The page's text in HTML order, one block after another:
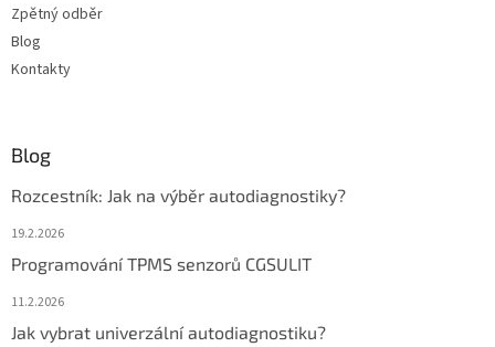
Zpětný odběr
Blog
Kontakty
Blog
Rozcestník: Jak na výběr autodiagnostiky?
19.2.2026
Programování TPMS senzorů CGSULIT
11.2.2026
Jak vybrat univerzální autodiagnostiku?